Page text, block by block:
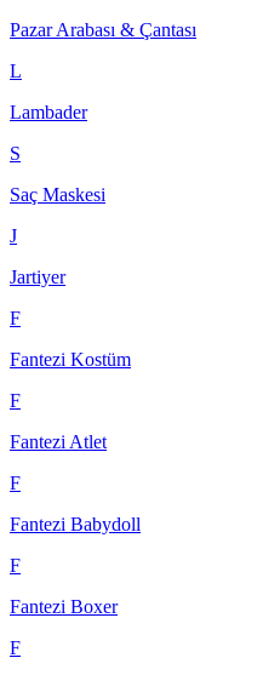
Pazar Arabası & Çantası
L
Lambader
S
Saç Maskesi
J
Jartiyer
F
Fantezi Kostüm
F
Fantezi Atlet
F
Fantezi Babydoll
F
Fantezi Boxer
F